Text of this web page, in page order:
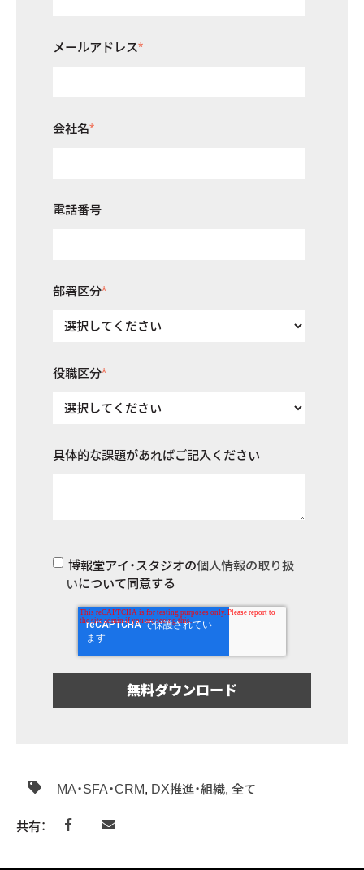
メールアドレス*
会社名*
電話番号
部署区分*
役職区分*
具体的な課題があればご記入ください
博報堂アイ・スタジオの個人情報の取り扱
いについて同意する
MA・SFA・CRM, DX推進・組織, 全て
共有：